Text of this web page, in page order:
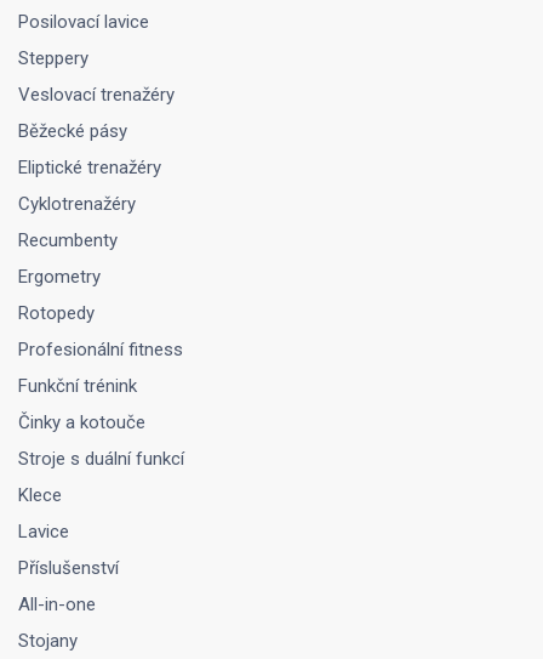
Posilovací lavice
Steppery
Veslovací trenažéry
Běžecké pásy
Eliptické trenažéry
Cyklotrenažéry
Recumbenty
Ergometry
Rotopedy
Profesionální fitness
Funkční trénink
Činky a kotouče
Stroje s duální funkcí
Klece
Lavice
Příslušenství
All-in-one
Stojany